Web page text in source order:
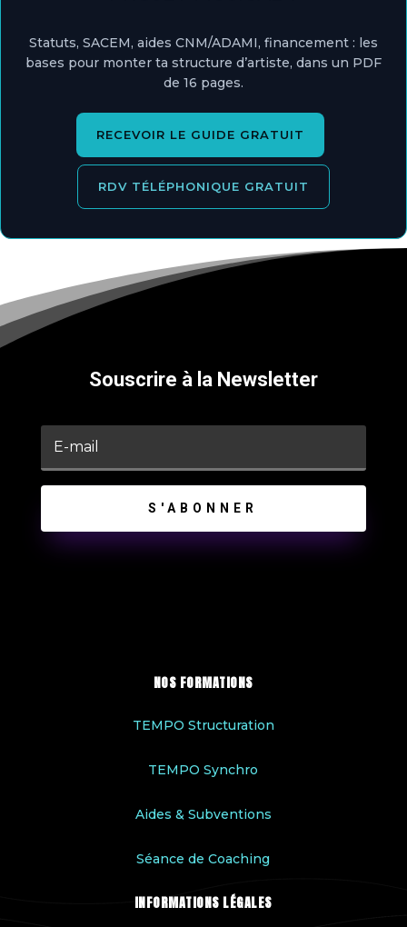
Statuts, SACEM, aides CNM/ADAMI, financement : les
bases pour monter ta structure d’artiste, dans un PDF
de 16 pages.
RECEVOIR LE GUIDE GRATUIT
RDV TÉLÉPHONIQUE GRATUIT
Souscrire à la Newsletter
S'ABONNER
NOS FORMATIONS
TEMPO Structuration
TEMPO Synchro
Aides & Subventions
Séance de Coaching
INFORMATIONS LÉGALES